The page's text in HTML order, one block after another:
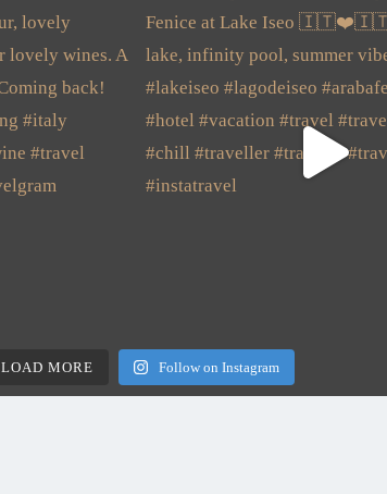
LOAD MORE Follow on Instagram